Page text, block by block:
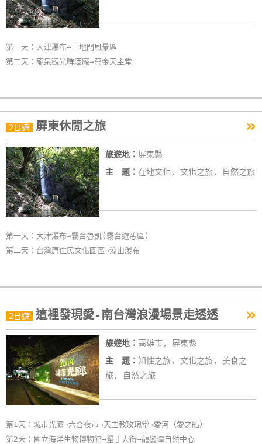
玩
樂
圖
務
顧
客
滿
意
度
管
理
員
帳
戶
客
服
第一天：大津瀑布→三地門風景區
第二天：龍泉觀光啤酒廠→萬金天主堂
2日遊 屏東休閒之旅 »
旅遊地： 屏東縣
主 題： 在地文化, 文化之旅, 自然之旅
第一天：大津瀑布→霧台魯凱(霧台遊憩區)
第二天：台灣原住民文化園區→涼山瀑布
2日遊 這裡發現愛-南台灣浪漫場景走透透 »
旅遊地： 高雄市, 屏東縣
主 題： 知性之旅, 文化之旅, 美食之
旅, 自然之旅
第1天：城市光廊→六合夜市→天主教玫瑰堂→愛河（愛之船）
第2天：國立海洋生物博物館→墾丁大街→龍鑾潭自然中心